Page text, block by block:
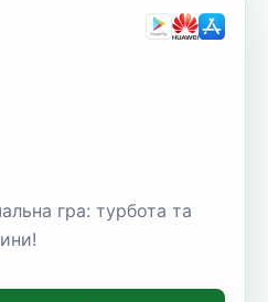
гра: турбота та